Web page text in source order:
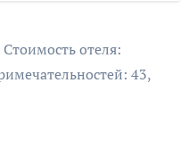
отеля:
43,